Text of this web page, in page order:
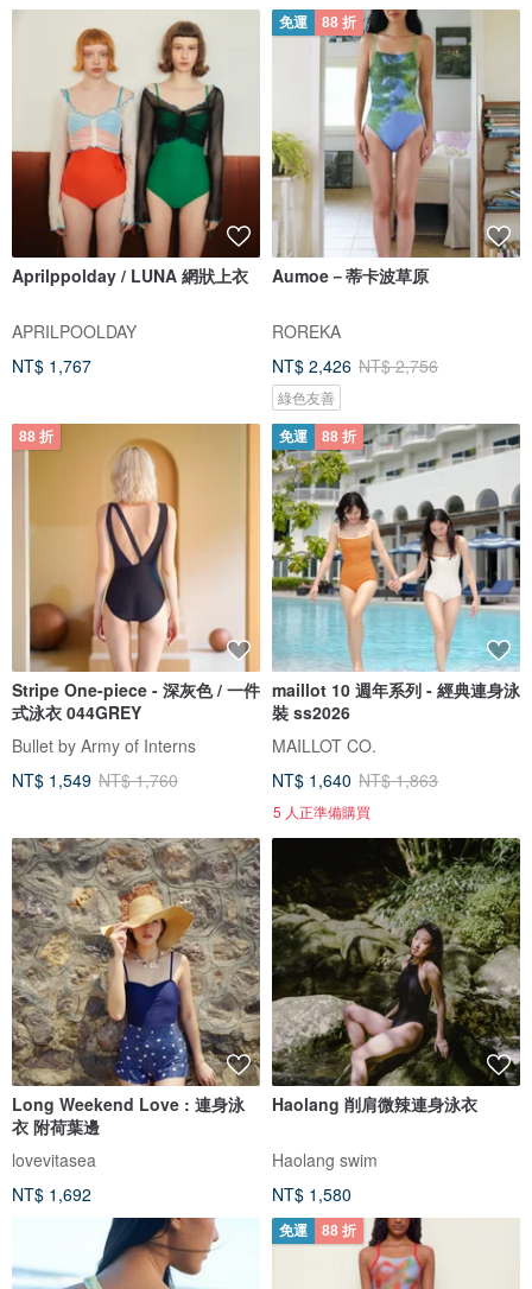
Aprilppolday / LUNA 網狀上衣
APRILPOOLDAY
NT$ 1,767
免運 88 折
Aumoe－蒂卡波草原
ROREKA
NT$ 2,426 NT$ 2,756
綠色友善
88 折
Stripe One-piece - 深灰色 / 一件
式泳衣 044GREY
Bullet by Army of Interns
NT$ 1,549 NT$ 1,760
免運 88 折
maillot 10 週年系列 - 經典連身泳
裝 ss2026
MAILLOT CO.
NT$ 1,640 NT$ 1,863
5 人正準備購買
Long Weekend Love : 連身泳
衣 附荷葉邊
lovevitasea
NT$ 1,692
Haolang 削肩微辣連身泳衣
Haolang swim
NT$ 1,580
免運 88 折